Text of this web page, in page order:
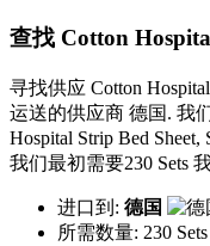
查找 Cotton
寻找供应 Cotton
运送的供应商 德国. 我
Hospital Strip Bed
我们最初需要230 Sets
进口到: 德国
所需数量: 230 Sets